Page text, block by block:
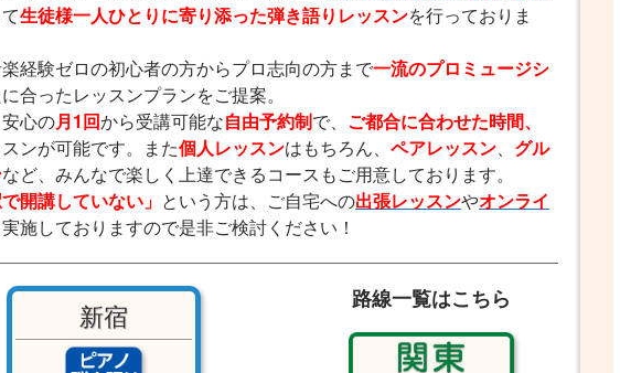
生徒様一人ひとりに寄り添った弾き語りレッスンを行っておりま
経験ゼロの初心者の方からプロ志向の方まで一流のプロミュージシ
合ったレッスンプランをご提案。
心の月1回から受講可能な自由予約制で、 ご都合に合わせた時間、
ンが可能です。また個人レッスンはもちろん、 ペアレッスン、 グル
など、みんなで楽しく上達できるコースもご用意しております。
開講していない」 という方は、ご自宅への出張レッスンやオンライ
実施しておりますので是非ご検討ください！
新宿 路線一覧はこちら